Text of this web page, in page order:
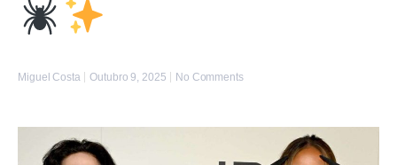
Miguel Costa Outubro 9, 2025 No Comments